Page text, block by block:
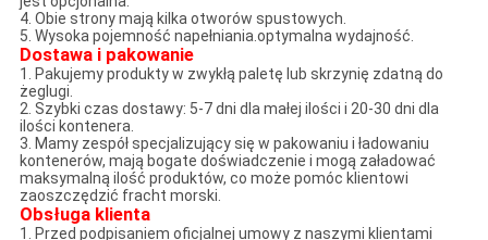
4. Obie strony mają kilka otworów spustowych.
5. Wysoka pojemność napełniania.optymalna wydajność.
Dostawa i pakowanie
1. Pakujemy produkty w zwykłą paletę lub skrzynię zdatną do
żeglugi.
2. Szybki czas dostawy: 5-7 dni dla małej ilości i 20-30 dni dla
ilości kontenera.
3. Mamy zespół specjalizujący się w pakowaniu i ładowaniu
kontenerów, mają bogate doświadczenie i mogą załadować
maksymalną ilość produktów, co może pomóc klientowi
zaoszczędzić fracht morski.
Obsługa klienta
1. Przed podpisaniem oficjalnej umowy z naszymi klientami